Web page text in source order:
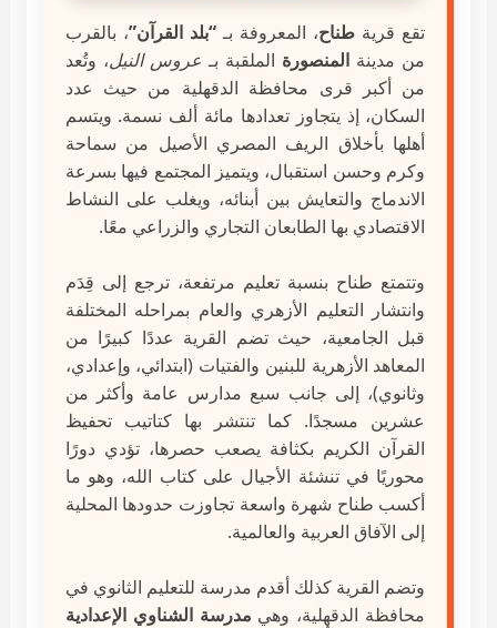
تقع قرية طناح، المعروفة بـ“بلد القرآن”، بالقرب
من مدينة المنصورة الملقبة بـ عروس النيل، وتُعد
من أكبر قرى محافظة الدقهلية من حيث عدد
السكان، إذ يتجاوز تعدادها مائة ألف نسمة. ويتسم
أهلها بأخلاق الريف المصري الأصيل من سماحة
وكرم وحسن استقبال، ويتميز المجتمع فيها بسرعة
الاندماج والتعايش بين أبنائه، ويغلب على النشاط
الاقتصادي بها الطابعان التجاري والزراعي معًا.
وتتمتع طناح بنسبة تعليم مرتفعة، ترجع إلى قِدَم
وانتشار التعليم الأزهري والعام بمراحله المختلفة
قبل الجامعية، حيث تضم القرية عددًا كبيرًا من
المعاهد الأزهرية للبنين والفتيات (ابتدائي، وإعدادي،
وثانوي)، إلى جانب سبع مدارس عامة وأكثر من
عشرين مسجدًا. كما تنتشر بها كتاتيب تحفيظ
القرآن الكريم بكثافة يصعب حصرها، تؤدي دورًا
محوريًا في تنشئة الأجيال على كتاب الله، وهو ما
أكسب طناح شهرة واسعة تجاوزت حدودها المحلية
إلى الآفاق العربية والعالمية.
وتضم القرية كذلك أقدم مدرسة للتعليم الثانوي في
محافظة الدقهلية، وهي مدرسة الشناوي الإعدادية